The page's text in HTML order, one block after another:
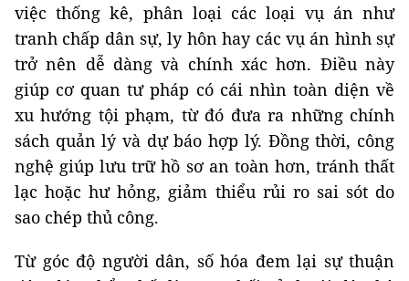
việc thống kê, phân loại các loại vụ án như
tranh chấp dân sự, ly hôn hay các vụ án hình sự
trở nên dễ dàng và chính xác hơn. Điều này
giúp cơ quan tư pháp có cái nhìn toàn diện về
xu hướng tội phạm, từ đó đưa ra những chính
sách quản lý và dự báo hợp lý. Đồng thời, công
nghệ giúp lưu trữ hồ sơ an toàn hơn, tránh thất
lạc hoặc hư hỏng, giảm thiểu rủi ro sai sót do
sao chép thủ công.
Từ góc độ người dân, số hóa đem lại sự thuận